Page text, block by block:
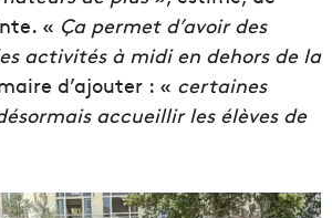
« Ça permet d’avoir des
activités à midi en dehors de la
d’ajouter : « certaines
accueillir les élèves de